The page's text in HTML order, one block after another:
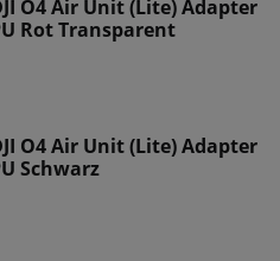
O4 Air Unit (Lite) Adapter
Rot Transparent
O4 Air Unit (Lite) Adapter
Schwarz